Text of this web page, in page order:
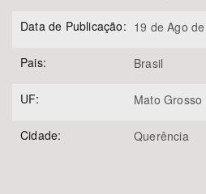
Data de Publicação: 19 de Ago
Pais: Brasil
UF: Mato Grosso
Cidade: Querência